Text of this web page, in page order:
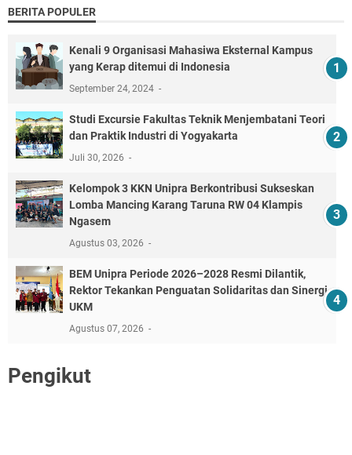
BERITA POPULER
Kenali 9 Organisasi Mahasiwa Eksternal Kampus
yang Kerap ditemui di Indonesia
September 24, 2024
‎Studi Excursie Fakultas Teknik Menjembatani Teori
dan Praktik Industri di Yogyakarta ‎
Juli 30, 2026
Kelompok 3 KKN Unipra Berkontribusi Sukseskan
Lomba Mancing Karang Taruna RW 04 Klampis
Ngasem
Agustus 03, 2026
BEM Unipra Periode 2026–2028 Resmi Dilantik,
Rektor Tekankan Penguatan Solidaritas dan Sinergi
UKM
Agustus 07, 2026
Pengikut